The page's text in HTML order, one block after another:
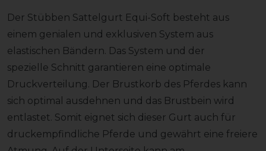
Der Stübben Sattelgurt Equi-Soft besteht aus
einem genialen und exklusiven System aus
elastischen Bändern. Das System und der
spezielle Schnitt garantieren eine optimale
Druckverteilung. Der Brustkorb des Pferdes kann
sich optimal ausdehnen und das Brustbein wird
entlastet. Somit eignet sich dieser Gurt auch für
druckempfindliche Pferde und gewährt eine freiere